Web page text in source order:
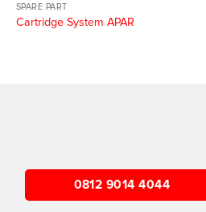
SPARE PART
Cartridge System APAR
0812 9014 4044